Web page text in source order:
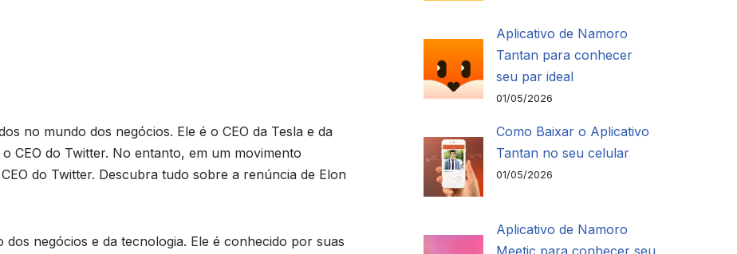
no mundo dos negócios. Ele é o CEO da Tesla e da
CEO do Twitter. No entanto, em um movimento
do Twitter. Descubra tudo sobre a renúncia de Elon
negócios e da tecnologia. Ele é conhecido por suas
Aplicativo de Namoro
Tantan para conhecer
seu par ideal
01/05/2026
Como Baixar o Aplicativo
Tantan no seu celular
01/05/2026
Aplicativo de Namoro
Meetic para conhecer seu